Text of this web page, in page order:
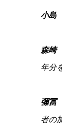
小島
森崎
年分
彌冨
者の